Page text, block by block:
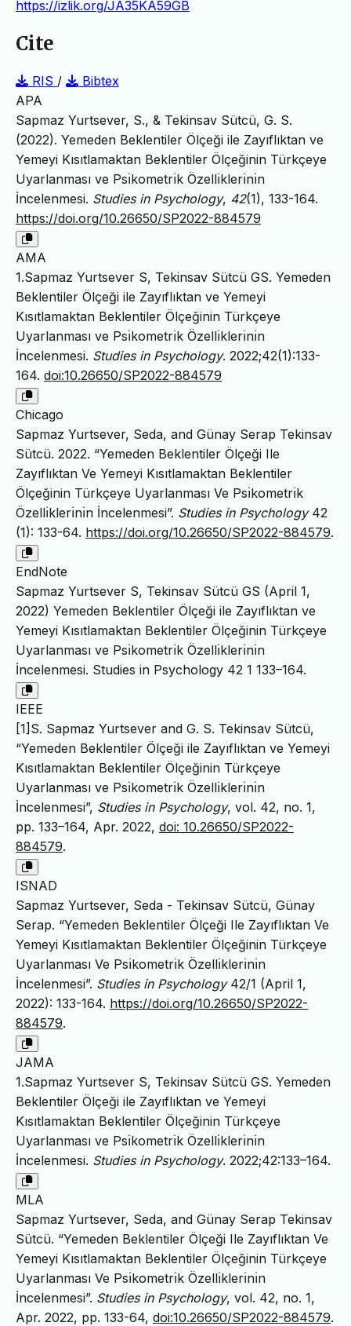
https://izlik.org/JA35KA59GB
Cite
RIS /
Bibtex
APA
Sapmaz Yurtsever, S., & Tekinsav Sütcü, G. S.
(2022). Yemeden Beklentiler Ölçeği ile Zayıflıktan ve
Yemeyi Kısıtlamaktan Beklentiler Ölçeğinin Türkçeye
Uyarlanması ve Psı̇kometrı̇k Özellı̇klerı̇nı̇n
İncelenmesi. Studies in Psychology, 42(1), 133-164.
https://doi.org/10.26650/SP2022-884579
AMA
1.Sapmaz Yurtsever S, Tekinsav Sütcü GS. Yemeden
Beklentiler Ölçeği ile Zayıflıktan ve Yemeyi
Kısıtlamaktan Beklentiler Ölçeğinin Türkçeye
Uyarlanması ve Psı̇kometrı̇k Özellı̇klerı̇nı̇n
İncelenmesi. Studies in Psychology. 2022;42(1):133-
164. doi:10.26650/SP2022-884579
Chicago
Sapmaz Yurtsever, Seda, and Günay Serap Tekinsav
Sütcü. 2022. “Yemeden Beklentiler Ölçeği Ile
Zayıflıktan Ve Yemeyi Kısıtlamaktan Beklentiler
Ölçeğinin Türkçeye Uyarlanması Ve Psı̇kometrı̇k
Özellı̇klerı̇nı̇n İncelenmesi”. Studies in Psychology42
(1): 133-64. https://doi.org/10.26650/SP2022-884579.
EndNote
Sapmaz Yurtsever S, Tekinsav Sütcü GS (April 1,
2022) Yemeden Beklentiler Ölçeği ile Zayıflıktan ve
Yemeyi Kısıtlamaktan Beklentiler Ölçeğinin Türkçeye
Uyarlanması ve Psı̇kometrı̇k Özellı̇klerı̇nı̇n
İncelenmesi. Studies in Psychology 42 1 133–164.
IEEE
[1]S. Sapmaz Yurtsever and G. S. Tekinsav Sütcü,
“Yemeden Beklentiler Ölçeği ile Zayıflıktan ve Yemeyi
Kısıtlamaktan Beklentiler Ölçeğinin Türkçeye
Uyarlanması ve Psı̇kometrı̇k Özellı̇klerı̇nı̇n
İncelenmesi”, Studies in Psychology, vol. 42, no. 1,
pp. 133–164, Apr. 2022, doi: 10.26650/SP2022-
884579.
ISNAD
Sapmaz Yurtsever, Seda - Tekinsav Sütcü, Günay
Serap. “Yemeden Beklentiler Ölçeği Ile Zayıflıktan Ve
Yemeyi Kısıtlamaktan Beklentiler Ölçeğinin Türkçeye
Uyarlanması Ve Psı̇kometrı̇k Özellı̇klerı̇nı̇n
İncelenmesi”. Studies in Psychology42/1 (April 1,
2022): 133-164. https://doi.org/10.26650/SP2022-
884579.
JAMA
1.Sapmaz Yurtsever S, Tekinsav Sütcü GS. Yemeden
Beklentiler Ölçeği ile Zayıflıktan ve Yemeyi
Kısıtlamaktan Beklentiler Ölçeğinin Türkçeye
Uyarlanması ve Psı̇kometrı̇k Özellı̇klerı̇nı̇n
İncelenmesi. Studies in Psychology. 2022;42:133–164.
MLA
Sapmaz Yurtsever, Seda, and Günay Serap Tekinsav
Sütcü. “Yemeden Beklentiler Ölçeği Ile Zayıflıktan Ve
Yemeyi Kısıtlamaktan Beklentiler Ölçeğinin Türkçeye
Uyarlanması Ve Psı̇kometrı̇k Özellı̇klerı̇nı̇n
İncelenmesi”. Studies in Psychology, vol. 42, no. 1,
Apr. 2022, pp. 133-64, doi:10.26650/SP2022-884579.